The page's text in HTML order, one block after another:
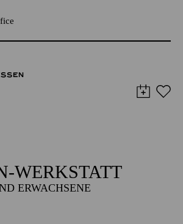
WERKSTATT
ERWACHSENE